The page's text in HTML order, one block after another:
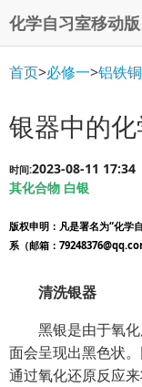
化学自习室移动版
首页>必修一>铝铁
银器中的
时间:2023-08-11 17:34
其化合物 白银
版权申明 ：凡是署名为“化学
系（邮箱：
清洗银器
黑银是由于氧
面会呈现出黑色状
通过氧化还原反应